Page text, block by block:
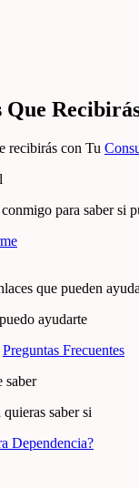
Que
recibirás con Tu
para saber si
que pueden
ayudarte
Preguntas Frecuentes
saber si
Dependencia?